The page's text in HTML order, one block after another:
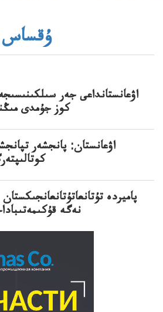
ۇقساس
اۋعانستانداعى جەر
كوز جۇمدى
اۋعانستان: پانجشەر
پاميردە
نەگە